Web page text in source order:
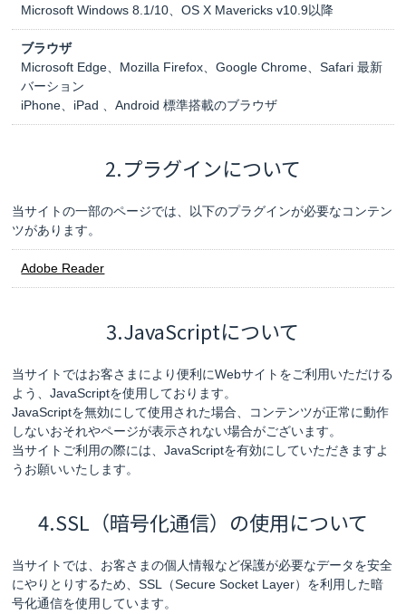
Microsoft Windows 8.1/10、OS X Mavericks v10.9以降
ブラウザ
Microsoft Edge、Mozilla Firefox、Google Chrome、Safari 最新
バーション
iPhone、iPad 、Android 標準搭載のブラウザ
2.プラグインについて
当サイトの一部のページでは、以下のプラグインが必要なコンテン
ツがあります。
Adobe Reader
3.JavaScriptについて
当サイトではお客さまにより便利にWebサイトをご利用いただける
よう、JavaScriptを使用しております。
JavaScriptを無効にして使用された場合、コンテンツが正常に動作
しないおそれやページが表示されない場合がございます。
当サイトご利用の際には、JavaScriptを有効にしていただきますよ
うお願いいたします。
4.SSL（暗号化通信）の使用について
当サイトでは、お客さまの個人情報など保護が必要なデータを安全
にやりとりするため、SSL（Secure Socket Layer）を利用した暗
号化通信を使用しています。